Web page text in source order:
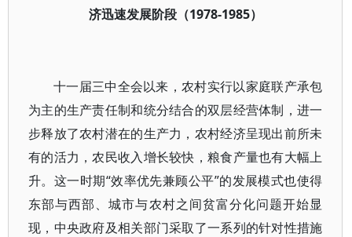
济迅速发展阶段（1978-1985）
十一届三中全会以来，农村实行以家庭联产承包
为主的生产责任制和统分结合的双层经营体制，进一
步释放了农村潜在的生产力，农村经济呈现出前所未
有的活力，农民收入增长较快，粮食产量也有大幅上
升。这一时期“效率优先兼顾公平”的发展模式也使得
东部与西部、城市与农村之间贫富分化问题开始显
现，中央政府及相关部门采取了一系列的针对性措施